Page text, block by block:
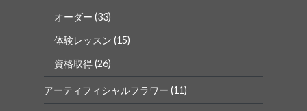
オーダー (33)
体験レッスン (15)
資格取得(26)
アーティフィシャルフラワー (11)